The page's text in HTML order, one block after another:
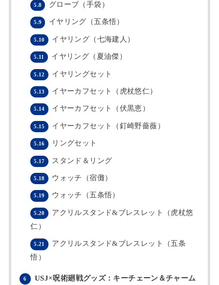
5.8 グローブ（手袋）
5.9 イヤリング（五条悟）
5.10 イヤリング（七海建人）
5.11 イヤリング（夏油傑）
5.12 イヤリングセット
5.13 イヤーカフセット（虎杖悠仁）
5.14 イヤーカフセット（伏黒恵）
5.15 イヤーカフセット（釘崎野薔薇）
5.16 リングセット
5.17 スタンド＆リング
5.18 ウォッチ（宿儺）
5.19 ウォッチ（五条悟）
5.20
アクリルスタンド&ブレスレット（虎杖悠
仁）
5.21
アクリルスタンド&ブレスレット（五条
悟）
6 USJ×呪術廻戦グッズ：キーチェーン＆チャーム